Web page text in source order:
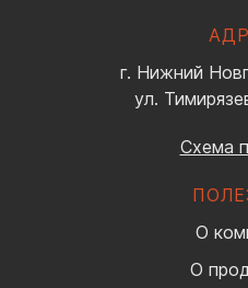
г. Нижний
ул.
Схема
О
О